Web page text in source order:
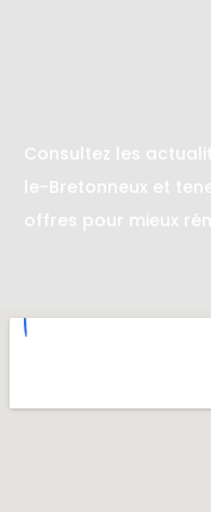
Consultez les
le-Bretonneux et
offres pour mieux